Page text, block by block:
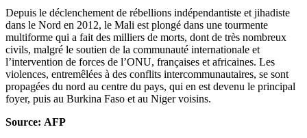
Depuis le déclenchement de rébellions indépendantiste et jihadiste
dans le Nord en 2012, le Mali est plongé dans une tourmente
multiforme qui a fait des milliers de morts, dont de très nombreux
civils, malgré le soutien de la communauté internationale et
l’intervention de forces de l’ONU, françaises et africaines. Les
violences, entremêlées à des conflits intercommunautaires, se sont
propagées du nord au centre du pays, qui en est devenu le principal
foyer, puis au Burkina Faso et au Niger voisins.
Source: AFP